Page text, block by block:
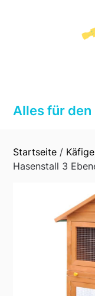
Alles für den
Startseite / Käfige
Hasenstall 3